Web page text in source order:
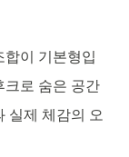
이 기본형입
크로 숨은 공간
실제 체감의 오